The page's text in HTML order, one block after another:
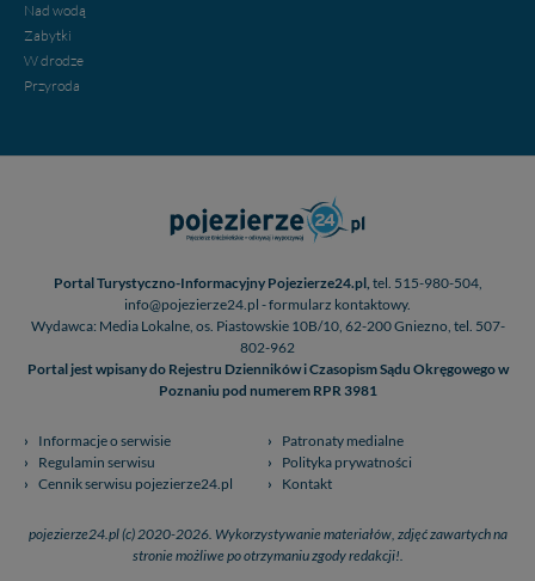
Nad wodą
Zabytki
W drodze
Przyroda
Portal Turystyczno-Informacyjny Pojezierze24.pl, tel. 515-980-504,
info@pojezierze24.pl - formularz kontaktowy.
Wydawca: Media Lokalne, os. Piastowskie 10B/10, 62-200 Gniezno, tel. 507-
802-962
Portal jest wpisany do Rejestru Dzienników i Czasopism Sądu Okręgowego w
Poznaniu pod numerem RPR 3981
Informacje o serwisie
Patronaty medialne
Regulamin serwisu
Polityka prywatności
Cennik serwisu pojezierze24.pl
Kontakt
pojezierze24.pl (c) 2020-2026. Wykorzystywanie materiałów, zdjęć zawartych na
stronie możliwe po otrzymaniu zgody redakcji!.